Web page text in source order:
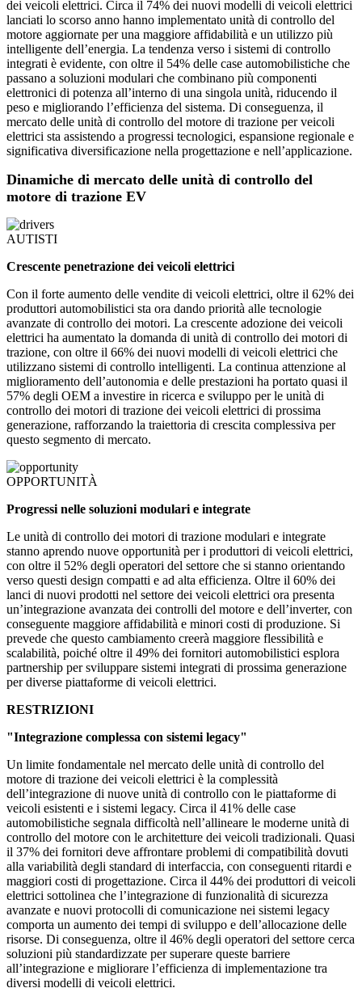
dei veicoli elettrici. Circa il 74% dei nuovi modelli di veicoli elettrici
lanciati lo scorso anno hanno implementato unità di controllo del
motore aggiornate per una maggiore affidabilità e un utilizzo più
intelligente dell’energia. La tendenza verso i sistemi di controllo
integrati è evidente, con oltre il 54% delle case automobilistiche che
passano a soluzioni modulari che combinano più componenti
elettronici di potenza all’interno di una singola unità, riducendo il
peso e migliorando l’efficienza del sistema. Di conseguenza, il
mercato delle unità di controllo del motore di trazione per veicoli
elettrici sta assistendo a progressi tecnologici, espansione regionale e
significativa diversificazione nella progettazione e nell’applicazione.
Dinamiche di mercato delle unità di controllo del
motore di trazione EV
AUTISTI
Crescente penetrazione dei veicoli elettrici
Con il forte aumento delle vendite di veicoli elettrici, oltre il 62% dei
produttori automobilistici sta ora dando priorità alle tecnologie
avanzate di controllo dei motori. La crescente adozione dei veicoli
elettrici ha aumentato la domanda di unità di controllo dei motori di
trazione, con oltre il 66% dei nuovi modelli di veicoli elettrici che
utilizzano sistemi di controllo intelligenti. La continua attenzione al
miglioramento dell’autonomia e delle prestazioni ha portato quasi il
57% degli OEM a investire in ricerca e sviluppo per le unità di
controllo dei motori di trazione dei veicoli elettrici di prossima
generazione, rafforzando la traiettoria di crescita complessiva per
questo segmento di mercato.
OPPORTUNITÀ
Progressi nelle soluzioni modulari e integrate
Le unità di controllo dei motori di trazione modulari e integrate
stanno aprendo nuove opportunità per i produttori di veicoli elettrici,
con oltre il 52% degli operatori del settore che si stanno orientando
verso questi design compatti e ad alta efficienza. Oltre il 60% dei
lanci di nuovi prodotti nel settore dei veicoli elettrici ora presenta
un’integrazione avanzata dei controlli del motore e dell’inverter, con
conseguente maggiore affidabilità e minori costi di produzione. Si
prevede che questo cambiamento creerà maggiore flessibilità e
scalabilità, poiché oltre il 49% dei fornitori automobilistici esplora
partnership per sviluppare sistemi integrati di prossima generazione
per diverse piattaforme di veicoli elettrici.
RESTRIZIONI
"Integrazione complessa con sistemi legacy"
Un limite fondamentale nel mercato delle unità di controllo del
motore di trazione dei veicoli elettrici è la complessità
dell’integrazione di nuove unità di controllo con le piattaforme di
veicoli esistenti e i sistemi legacy. Circa il 41% delle case
automobilistiche segnala difficoltà nell’allineare le moderne unità di
controllo del motore con le architetture dei veicoli tradizionali. Quasi
il 37% dei fornitori deve affrontare problemi di compatibilità dovuti
alla variabilità degli standard di interfaccia, con conseguenti ritardi e
maggiori costi di progettazione. Circa il 44% dei produttori di veicoli
elettrici sottolinea che l’integrazione di funzionalità di sicurezza
avanzate e nuovi protocolli di comunicazione nei sistemi legacy
comporta un aumento dei tempi di sviluppo e dell’allocazione delle
risorse. Di conseguenza, oltre il 46% degli operatori del settore cerca
soluzioni più standardizzate per superare queste barriere
all’integrazione e migliorare l’efficienza di implementazione tra
diversi modelli di veicoli elettrici.